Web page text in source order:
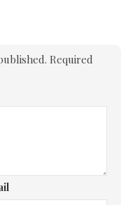
Required